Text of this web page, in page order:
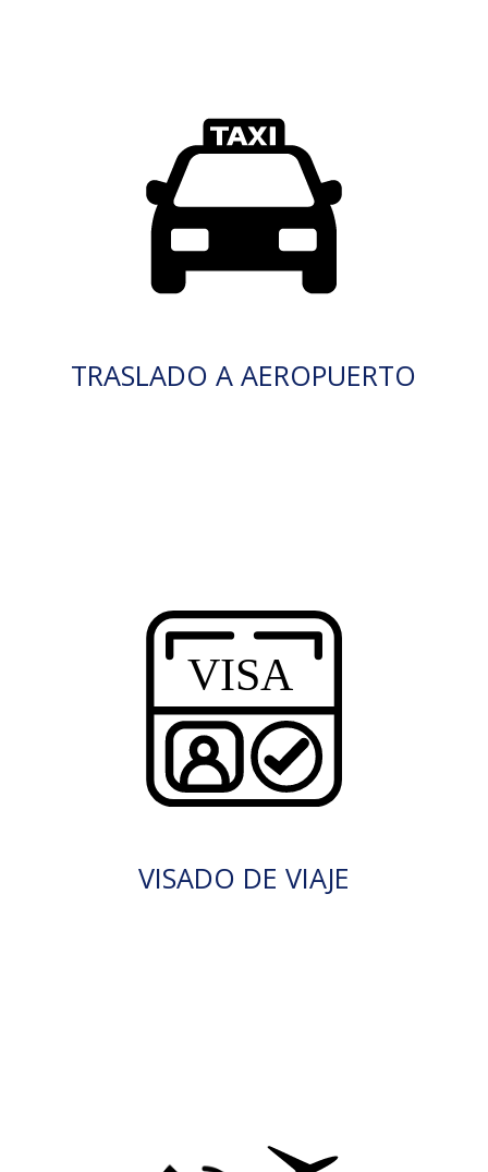
TRASLADO A AEROPUERTO
VISADO DE VIAJE